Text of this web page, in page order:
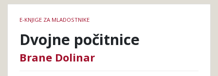
knjige
E-KNJIGE ZA MLADOSTNIKE
Dvojne počitnice
Brane Dolinar